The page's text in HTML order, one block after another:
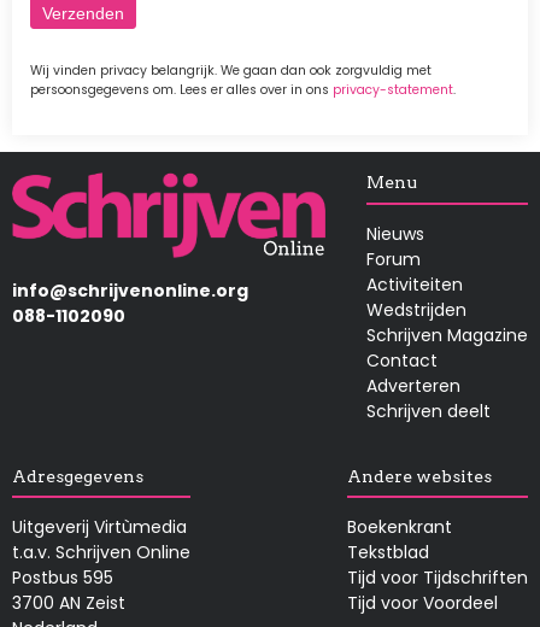
Wij vinden privacy belangrijk. We gaan dan ook zorgvuldig met
persoonsgegevens om. Lees er alles over in ons privacy-statement.
Afbeelding
info@schrijvenonline.org
088-1102090
Menu
Nieuws
Forum
Activiteiten
Wedstrijden
Schrijven Magazine
Contact
Adverteren
Schrijven deelt
Adresgegevens
Uitgeverij Virtùmedia
t.a.v. Schrijven Online
Postbus 595
3700 AN Zeist
Andere websites
Boekenkrant
Tekstblad
Tijd voor Tijdschriften
Tijd voor Voordeel